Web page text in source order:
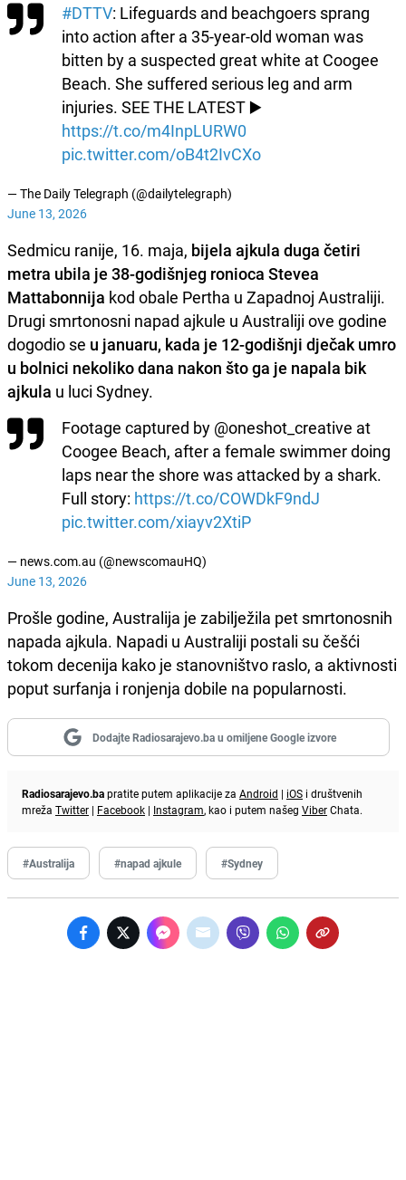
#DTTV: Lifeguards and beachgoers sprang
into action after a 35-year-old woman was
bitten by a suspected great white at Coogee
Beach. She suffered serious leg and arm
injuries. SEE THE LATEST ▶️
https://t.co/m4InpLURW0
pic.twitter.com/oB4t2IvCXo
— The Daily Telegraph (@dailytelegraph)
June 13, 2026
Sedmicu ranije, 16. maja, bijela ajkula duga četiri
metra ubila je 38-godišnjeg ronioca Stevea
Mattabonnija kod obale Pertha u Zapadnoj Australiji.
Drugi smrtonosni napad ajkule u Australiji ove godine
dogodio se u januaru, kada je 12-godišnji dječak umro
u bolnici nekoliko dana nakon što ga je napala bik
ajkula u luci Sydney.
Footage captured by @oneshot_creative at
Coogee Beach, after a female swimmer doing
laps near the shore was attacked by a shark.
Full story: https://t.co/COWDkF9ndJ
pic.twitter.com/xiayv2XtiP
— news.com.au (@newscomauHQ)
June 13, 2026
Prošle godine, Australija je zabilježila pet smrtonosnih
napada ajkula. Napadi u Australiji postali su češći
tokom decenija kako je stanovništvo raslo, a aktivnosti
poput surfanja i ronjenja dobile na popularnosti.
Dodajte Radiosarajevo.ba u omiljene Google izvore
Radiosarajevo.bapratite putem aplikacije za Android | iOS i društvenih
mreža Twitter | Facebook | Instagram, kao i putem našeg ViberChata.
#Australija #napad ajkule #Sydney